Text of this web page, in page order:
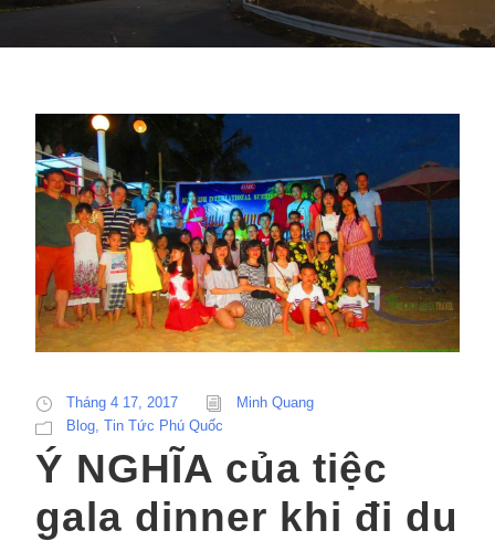
Tháng 4 17, 2017
Minh Quang
Blog, Tin Tức Phú Quốc
Ý NGHĨA của tiệc
gala dinner khi đi du